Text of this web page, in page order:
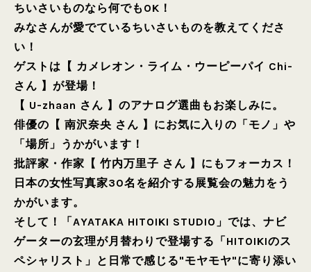
ちいさいものなら何でもOK！
みなさんが愛でているちいさいものを教えてくださ
い！
ゲストは【 カメレオン・ライム・ウーピーパイ Chi-
さん 】が登場！
【 U-zhaan さん 】のアナログ選曲もお楽しみに。
俳優の【 南沢奈央 さん 】にお気に入りの「モノ」や
「場所」うかがいます！
批評家・作家【 竹内万里子 さん 】にもフォーカス！
日本の女性写真家30名を紹介する展覧会の魅力をう
かがいます。
そして！「AYATAKA HITOIKI STUDIO」では、ナビ
ゲーターの玄理が月替わりで登場する「HITOIKIのス
ペシャリスト」と日常で感じる"モヤモヤ"に寄り添い